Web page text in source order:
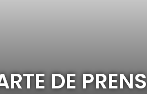
DE